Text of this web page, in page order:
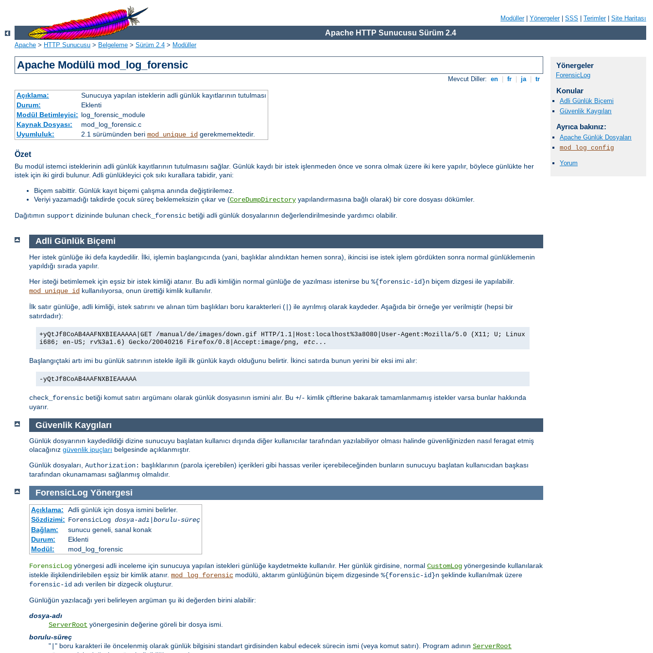
Modüller| Yönergeler| SSS Terimler| Site Haritası
Apache HTTP Sunucusu Sürüm 2.4
Apache > HTTP Sunucusu > Belgeleme > Sürüm 2.4 > Modüller
Apache Modülü mod_log_forensic
Mevcut Diller: en fr ja tr
Açıklama:
Sunucuya yapılan isteklerin adli günlük kayıtlarının tutulması
Durum:
Eklenti
Modül Betimleyici: log_forensic_module
Kaynak Dosyası:
mod_log_forensic.c
Uyumluluk:
2.1 sürümünden beri mod_unique_idgerekmemektedir.
Özet
Bu modül istemci isteklerinin adli günlük kayıtlarının tutulmasını sağlar. Günlük kaydı bir istek işlenmeden önce ve sonra olmak üzere iki kere yapılır, böylece günlükte her
istek için iki girdi bulunur. Adli günlükleyici çok sıkı kurallara tabidir, yani:
Biçem sabittir. Günlük kayıt biçemi çalışma anında değiştirilemez.
Veriyi yazamadığı takdirde çocuk süreç beklemeksizin çıkar ve (CoreDumpDirectory yapılandırmasına bağlı olarak) bir core dosyası dökümler.
Dağıtımın support dizininde bulunan check_forensic betiği adli günlük dosyalarının değerlendirilmesinde yardımcı olabilir.
Yönergeler
ForensicLog
Konular
Adli Günlük Biçemi
Güvenlik Kaygıları
Ayrıca bakınız:
Apache Günlük Dosyaları
mod_log_config
Yorum
Adli Günlük Biçemi
Her istek günlüğe iki defa kaydedilir. İlki, işlemin başlangıcında (yani, başlıklar alındıktan hemen sonra), ikincisi ise istek işlem gördükten sonra normal günlüklemenin
yapıldığı sırada yapılır.
Her isteği betimlemek için eşsiz bir istek kimliği atanır. Bu adli kimliğin normal günlüğe de yazılması istenirse bu %{forensic-id}n biçem dizgesi ile yapılabilir.
mod_unique_id kullanılıyorsa, onun ürettiği kimlik kullanılır.
İlk satır günlüğe, adli kimliği, istek satırını ve alınan tüm başlıkları boru karakterleri ( ) ile ayrılmış olarak kaydeder. Aşağıda bir örneğe yer verilmiştir (hepsi bir
satırdadır):
+yQtJf8CoAB4AAFNXBIEAAAAA|GET /manual/de/images/down.gif HTTP/1.1|Host:localhost%3a8080|User-Agent:Mozilla/5.0 (X11; U; Linux
i686; en-US; rv%3a1.6) Gecko/20040216 Firefox/0.8|Accept:image/png, etc...
Başlangıçtaki artı imi bu günlük satırının istekle ilgili ilk günlük kaydı olduğunu belirtir. İkinci satırda bunun yerini bir eksi imi alır:
-yQtJf8CoAB4AAFNXBIEAAAAA
check_forensic betiği komut satırı argümanı olarak günlük dosyasının ismini alır. Bu +/- kimlik çiftlerine bakarak tamamlanmamış istekler varsa bunlar hakkında
uyarır.
Güvenlik Kaygıları
Günlük dosyarının kaydedildiği dizine sunucuyu başlatan kullanıcı dışında diğer kullanıcılar tarafından yazılabiliyor olması halinde güvenliğinizden nasıl feragat etmiş
olacağınız güvenlik ipuçları belgesinde açıklanmıştır.
Günlük dosyaları, Authorization: başlıklarının (parola içerebilen) içerikleri gibi hassas veriler içerebileceğinden bunların sunucuyu başlatan kullanıcıdan başkası
tarafından okunamaması sağlanmış olmalıdır.
ForensicLog Yönergesi
Açıklama:
Adli günlük için dosya ismini belirler.
Sözdizimi: ForensicLog dosya-adı borulu-süreç
Bağlam:
sunucu geneli, sanal konak
Durum:
Eklenti
Modül:
mod_log_forensic
ForensicLog yönergesi adli inceleme için sunucuya yapılan istekleri günlüğe kaydetmekte kullanılır. Her günlük girdisine, normal CustomLog yönergesinde kullanılarak
istekle ilişkilendirilebilen eşsiz bir kimlik atanır. mod_log_forensic modülü, aktarım günlüğünün biçem dizgesinde %{forensic-id}n şeklinde kullanılmak üzere
forensic-id adı verilen bir dizgecik oluşturur.
Günlüğün yazılacağı yeri belirleyen argüman şu iki değerden birini alabilir:
dosya-adı
ServerRoot yönergesinin değerine göreli bir dosya ismi.
borulu-süreç
" " boru karakteri ile öncelenmiş olarak günlük bilgisini standart girdisinden kabul edecek sürecin ismi (veya komut satırı). Program adının ServerRoot